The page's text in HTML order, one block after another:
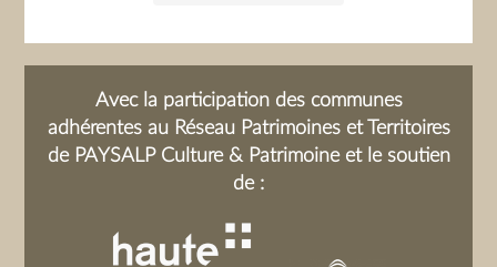
Avec la participation des communes
adhérentes au Réseau Patrimoines et Territoires
de PAYSALP Culture & Patrimoine et le soutien
de :